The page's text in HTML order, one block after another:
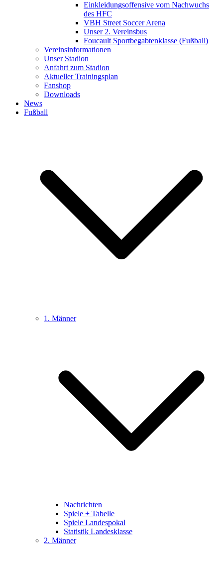
Einkleidungsoffensive vom Nachwuchs
des HFC
VBH Street Soccer Arena
Unser 2. Vereinsbus
Foucault Sportbegabtenklasse (Fußball)
Vereinsinformationen
Unser Stadion
Anfahrt zum Stadion
Aktueller Trainingsplan
Fanshop
Downloads
News
Fußball
1. Männer
Nachrichten
Spiele + Tabelle
Spiele Landespokal
Statistik Landesklasse
2. Männer